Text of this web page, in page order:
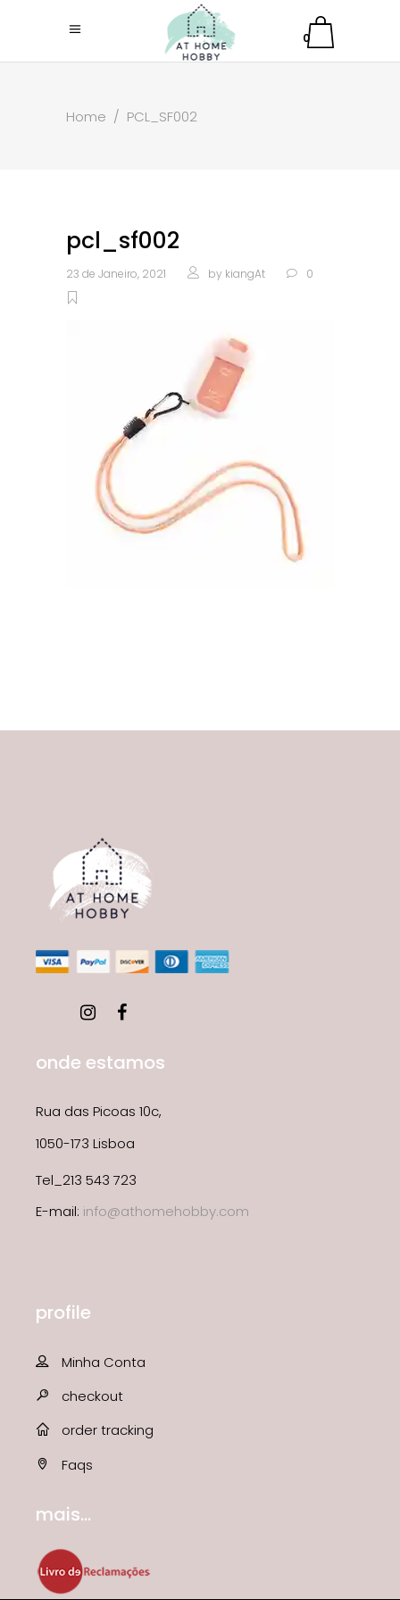
0
Home / PCL_SF002
pcl_sf002
23 de Janeiro, 2021 by kiangAt 0
onde estamos
Rua das Picoas 10c,
1050-173 Lisboa
Tel_213 543 723
E-mail: info@athomehobby.com
profile
Minha Conta
checkout
order tracking
Faqs
mais...